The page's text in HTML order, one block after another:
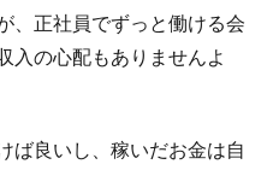
、正社員でずっと働ける会
入の心配もありませんよ
ば良いし、稼いだお金は自